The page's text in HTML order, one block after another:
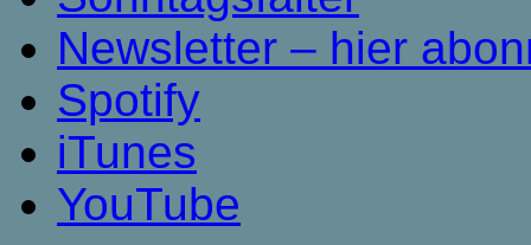
Newsletter – hier
Spotify
iTunes
YouTube